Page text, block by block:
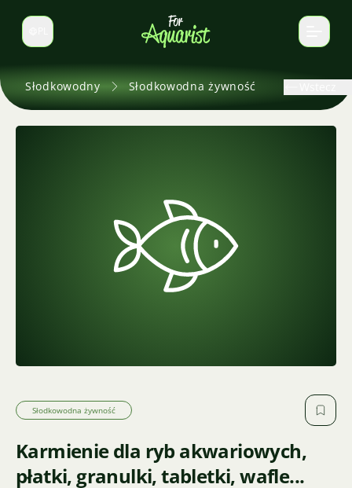
Zmień język
Słodkowodny Słodkowodna żywność
Słodkowodna żywność
Karmienie dla ryb akwariowych,
płatki, granulki, tabletki, wafle...